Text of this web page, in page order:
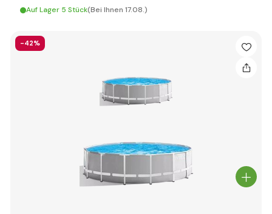
Auf Lager 5 Stück(Bei Ihnen 17.08.)
-42%